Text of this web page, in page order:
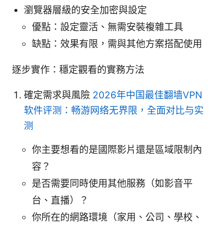
瀏覽器層級的安全加密與設定
優點：設定靈活、無需安裝複雜工具
缺點：效果有限，需與其他方案搭配使用
逐步實作：穩定觀看的實務方法
確定需求與風險 2026年中国最佳翻墙VPN
软件评测：畅游网络无界限，全面对比与实
测
你主要想看的是國際影片還是區域限制內
容？
是否需要同時使用其他服務（如影音平
台、直播）？
你所在的網路環境（家用、公司、學校、